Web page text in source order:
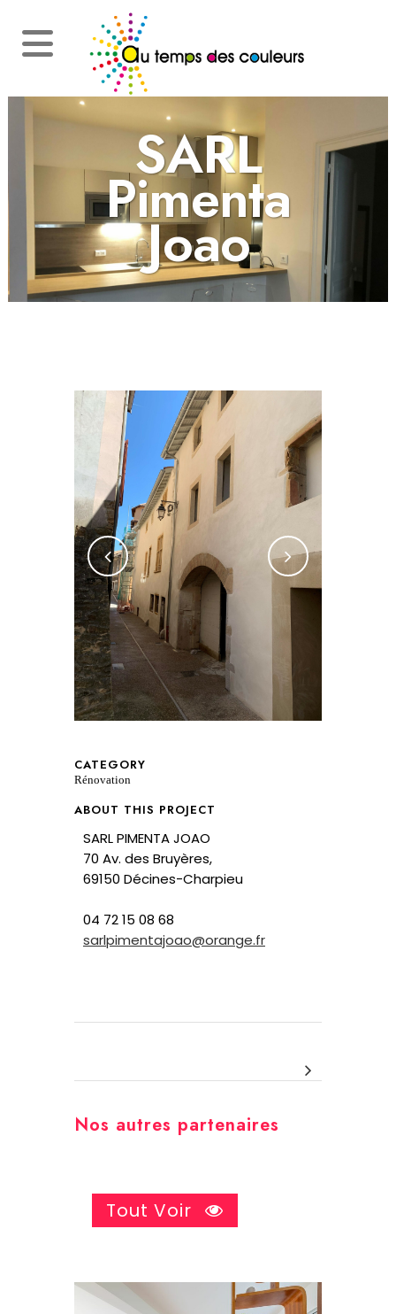
SARL
Pimenta
Joao
CATEGORY
Rénovation
ABOUT THIS PROJECT
SARL PIMENTA JOAO
70 Av. des Bruyères,
69150 Décines-Charpieu
04 72 15 08 68
sarlpimentajoao@orange.fr
Nos autres partenaires
Tout Voir